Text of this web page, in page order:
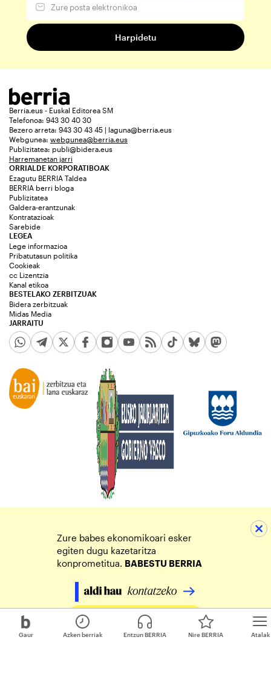
Gaur Atalak
Azken berriak Entzun BERRIA Nire BERRIA
Berria.eus - Euskal Editorea SM
Telefonoa: 943 30 40 30
Bezero arreta: 943 30 43 45 | laguna@berria.eus
Webgunea: webgunea@berria.eus
Publizitatea: publi@bidera.eus
Harremanetan jarri
ORRIALDE KORPORATIBOAK
Ezagutu BERRIA Taldea
BERRIA berri bloga
Publizitatea
Galdera-erantzunak
Kontratazioak
Sarebide
JARRAITU
LEGEA
Lege informazioa
Pribatutasun politika
Cookieak
cc Lizentzia
Kanal etikoa
BESTELAKO ZERBITZUAK
Bidera zerbitzuak
Midas Media
Zure babes ekonomikoari esker
egiten dugu kazetaritza
konprometitua. BABESTU BERRIA
Egin zure ekarpena